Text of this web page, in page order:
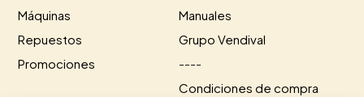
Máquinas
Repuestos
Promociones
Manuales
Grupo Vendival
----
Condiciones de compra